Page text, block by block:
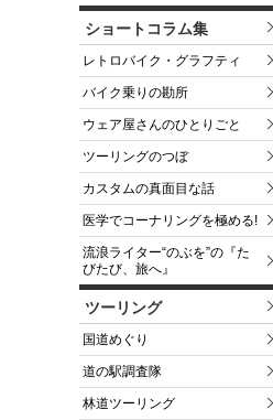
ショートコラム集
レトロバイク・グラフティ
バイク乗りの勘所
ウェア屋さんのひとりごと
ツーリングのつぼ
カスタムの真面目な話
医学でコーナリングを極める!
流浪ライター“のぶを”の『た
びたび、旅へ』
ツーリング
国道めぐり
道の駅調査隊
林道ツーリング